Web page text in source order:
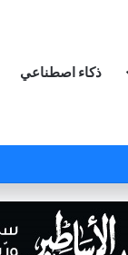
ذكاء اصطناعي